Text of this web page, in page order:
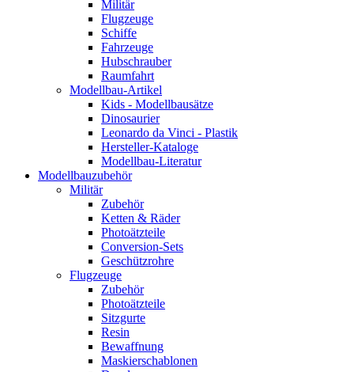
Militär
Flugzeuge
Schiffe
Fahrzeuge
Hubschrauber
Raumfahrt
Modellbau-Artikel
Kids - Modellbausätze
Dinosaurier
Leonardo da Vinci - Plastik
Hersteller-Kataloge
Modellbau-Literatur
Modellbauzubehör
Militär
Zubehör
Ketten & Räder
Photoätzteile
Conversion-Sets
Geschützrohre
Flugzeuge
Zubehör
Photoätzteile
Sitzgurte
Resin
Bewaffnung
Maskierschablonen